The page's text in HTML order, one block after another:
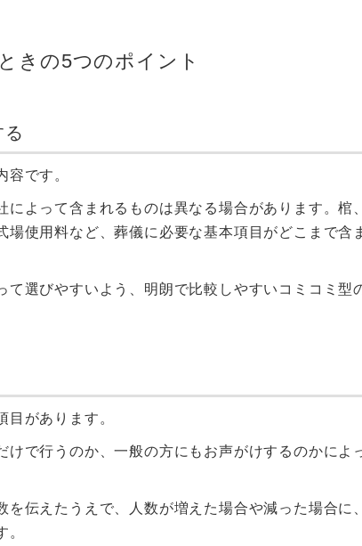
きの5つのポイント
容です。
よって含まれるものは異なる場合があります。棺
使用料など、葬儀に必要な基本項目がどこまで含
選びやすいよう、明朗で比較しやすいコミコミ型
があります。
で行うのか、一般の方にもお声がけするのかによ
を伝えたうえで、人数が増えた場合や減った場合に